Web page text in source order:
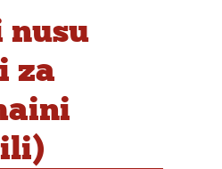
nusu
za